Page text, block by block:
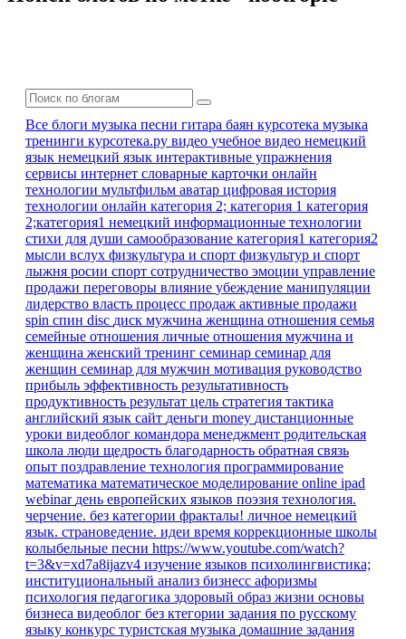
Все блоги музыка песни гитара баян курсотека музыка
тренинги курсотека.ру видео учебное видео немецкий
язык немецкий язык интерактивные упражнения
сервисы интернет словарные карточки онлайн
технологии мультфильм аватар цифровая история
технологии онлайн категория 2; категория 1 категория
2;категория1 немецкий информационные технологии
стихи для души самообразование категория1 категория2
мысли вслух физкультура и спорт физкультур и спорт
лыжня росии спорт сотрудничество эмоции управление
продажи переговоры влияние убеждение манипуляции
лидерство власть процесс продаж активные продажи
spin спин disc диск мужчина женщина отношения семья
семейные отношения личные отношения мужчина и
женщина женский тренинг семинар семинар для
женщин семинар для мужчин мотивация руководство
прибыль эффективность результативность
продуктивность результат цель стратегия тактика
английский язык сайт деньги money дистанционные
уроки видеоблог командора менеджмент родительская
школа люди щедрость благодарность обратная связь
опыт поздравление технология программирование
математика математическое моделирование online ipad
webinar день европейских языков поэзия технология.
черчение. без категории фракталы! личное немецкий
язык. страноведение. идеи время коррекционные школы
колыбельные песни https://www.youtube.com/watch?
t=3&v=xd7a8ijazv4 изучение языков психолингвистика;
институциональный анализ бизнесс афоризмы
психология педагогика здоровый образ жизни основы
бизнеса видеоблог без ктегории задания по русскому
языку конкурс туристская музыка домашние задания